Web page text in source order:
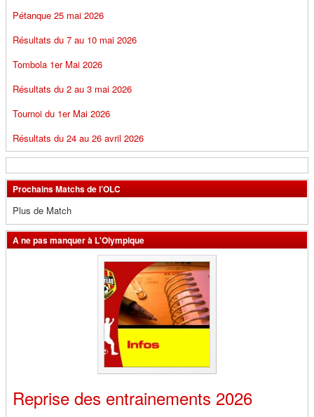
Pétanque 25 mai 2026
Résultats du 7 au 10 mai 2026
Tombola 1er Mai 2026
Résultats du 2 au 3 mai 2026
Tournoi du 1er Mai 2026
Résultats du 24 au 26 avril 2026
Prochains Matchs de l’OLC
Plus de Match
A ne pas manquer à L'Olympique
Reprise des entrainements 2026